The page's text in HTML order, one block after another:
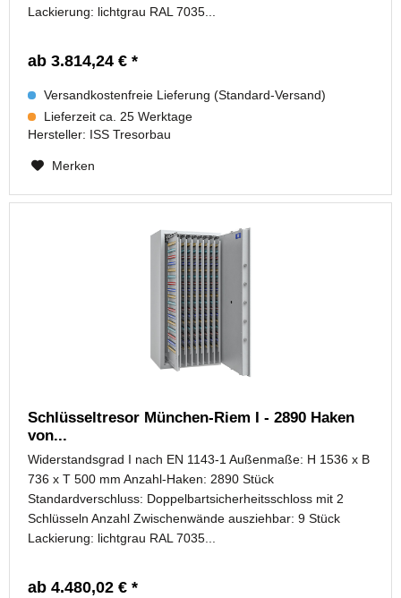
Lackierung: lichtgrau RAL 7035...
ab 3.814,24 € *
Versandkostenfreie Lieferung (Standard-Versand)
Lieferzeit ca. 25 Werktage
Hersteller: ISS Tresorbau
Merken
Schlüsseltresor München-Riem I - 2890 Haken
von...
Widerstandsgrad I nach EN 1143-1 Außenmaße: H 1536 x B
736 x T 500 mm Anzahl-Haken: 2890 Stück
Standardverschluss: Doppelbartsicherheitsschloss mit 2
Schlüsseln Anzahl Zwischenwände ausziehbar: 9 Stück
Lackierung: lichtgrau RAL 7035...
ab 4.480,02 € *